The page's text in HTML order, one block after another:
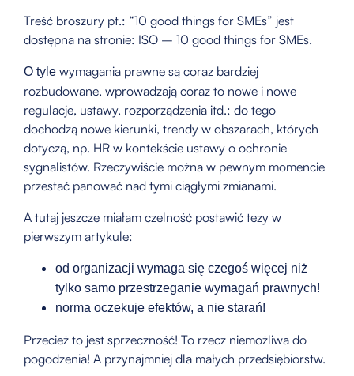
Treść broszury pt.: “10 good things for SMEs” jest
dostępna na stronie: ISO – 10 good things for SMEs.
O tyle wymagania prawne są coraz bardziej
rozbudowane, wprowadzają coraz to nowe i nowe
regulacje, ustawy, rozporządzenia itd.; do tego
dochodzą nowe kierunki, trendy w obszarach, których
dotyczą, np. HR w kontekście ustawy o ochronie
sygnalistów. Rzeczywiście można w pewnym momencie
przestać panować nad tymi ciągłymi zmianami.
A tutaj jeszcze miałam czelność postawić tezy w
pierwszym artykule:
od organizacji wymaga się czegoś więcej niż
tylko samo przestrzeganie wymagań prawnych!
norma oczekuje efektów, a nie starań!
Przecież to jest sprzeczność! To rzecz niemożliwa do
pogodzenia! A przynajmniej dla małych przedsiębiorstw.